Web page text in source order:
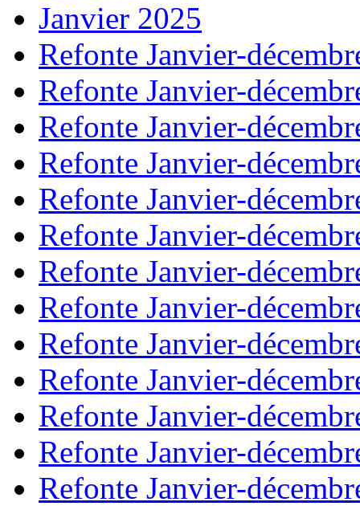
Janvier 2025
Refonte Janvier-
Refonte Janvier-
Refonte Janvier-
Refonte Janvier-
Refonte Janvier-
Refonte Janvier-
Refonte Janvier-
Refonte Janvier-
Refonte Janvier-
Refonte Janvier-
Refonte Janvier-
Refonte Janvier-
Refonte Janvier-